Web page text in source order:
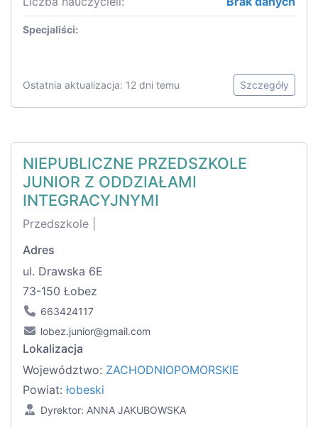
Specjaliści:
Ostatnia aktualizacja: 12 dni temu Szczegóły
NIEPUBLICZNE PRZEDSZKOLE
JUNIOR Z ODDZIAŁAMI
INTEGRACYJNYMI
Przedszkole |
Adres
ul. Drawska 6E
73-150 Łobez
663424117
lobez.junior@gmail.com
Lokalizacja
Województwo: ZACHODNIOPOMORSKIE
Powiat: łobeski
Dyrektor: ANNA JAKUBOWSKA